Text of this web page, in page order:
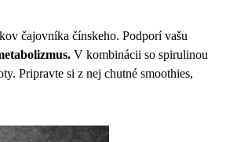
čajovníka čínskeho. Podporí vašu
V kombinácii so spirulinou
Pripravte si z nej chutné smoothies,